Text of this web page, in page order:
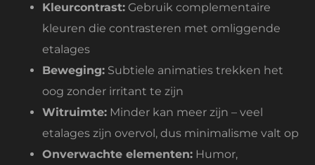
Kleurcontrast: Gebruik complementaire
kleuren die contrasteren met omliggende
etalages
Beweging: Subtiele animaties trekken het
oog zonder irritant te zijn
Witruimte: Minder kan meer zijn – veel
etalages zijn overvol, dus minimalisme valt op
Onverwachte elementen: Humor,